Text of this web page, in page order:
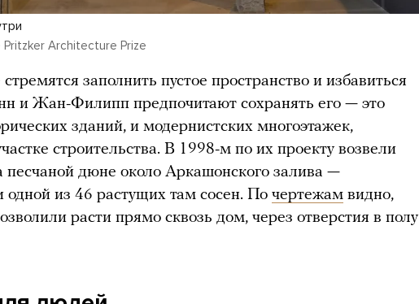
Pritzker Architecture Prize
заполнить пустое пространство и избавиться
и Жан-Филипп предпочитают сохранять его — это
зданий, и модернистских многоэтажек,
строительства. В 1998-м по их проекту возвели
песчаной дюне около Аркашонского залива —
одной из 46 растущих там сосен. По чертежам видно,
расти прямо сквозь дом, через отверстия в полу